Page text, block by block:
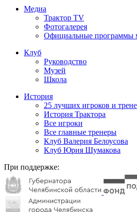
Медиа
Трактор TV
Фотогалерея
Официальные программы
Клуб
Руководство
Музей
Школа
История
25 лучших игроков и
История Трактора
Все игроки
Все главные тренеры
Клуб Валерия Белоусова
Клуб Юрия Шумакова
При поддержке: